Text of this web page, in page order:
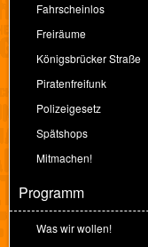
Fahrscheinlos
Freiräume
Königsbrücker Straße
Piratenfreifunk
Polizeigesetz
Spätshops
Mitmachen!
Programm
Was wir wollen!